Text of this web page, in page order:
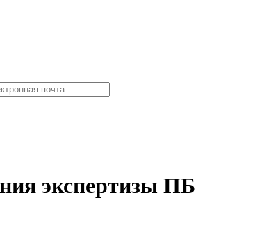
экспертизы ПБ